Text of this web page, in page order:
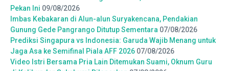
Pekan Ini 09/08/2026
Imbas Kebakaran di Alun-alun Suryakencana, Pendakian
Gunung Gede Pangrango Ditutup Sementara 07/08/2026
Prediksi Singapura vs Indonesia: Garuda Wajib Menang untuk
Jaga Asa ke Semifinal Piala AFF 2026 07/08/2026
Video Istri Bersama Pria Lain Ditemukan Suami, Oknum Guru